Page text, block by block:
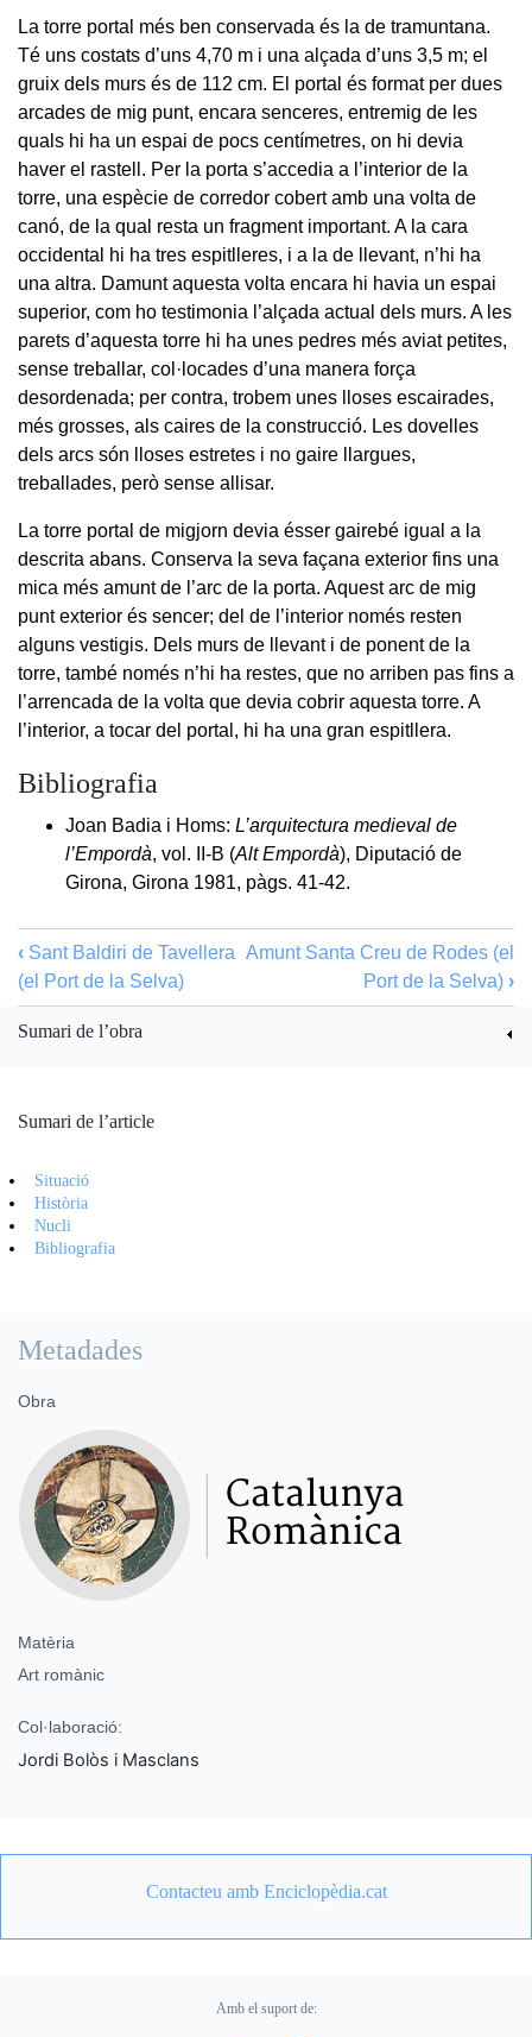
La torre portal més ben conservada és la de tramuntana.
Té uns costats d’uns 4,70 m i una alçada d’uns 3,5 m; el
gruix dels murs és de 112 cm. El portal és format per dues
arcades de mig punt, encara senceres, entremig de les
quals hi ha un espai de pocs centímetres, on hi devia
haver el rastell. Per la porta s’accedia a l’interior de la
torre, una espècie de corredor cobert amb una volta de
canó, de la qual resta un fragment important. A la cara
occidental hi ha tres espitlleres, i a la de llevant, n’hi ha
una altra. Damunt aquesta volta encara hi havia un espai
superior, com ho testimonia l’alçada actual dels murs. A les
parets d’aquesta torre hi ha unes pedres més aviat petites,
sense treballar, col·locades d’una manera força
desordenada; per contra, trobem unes lloses escairades,
més grosses, als caires de la construcció. Les dovelles
dels arcs són lloses estretes i no gaire llargues,
treballades, però sense allisar.
La torre portal de migjorn devia ésser gairebé igual a la
descrita abans. Conserva la seva façana exterior fins una
mica més amunt de l’arc de la porta. Aquest arc de mig
punt exterior és sencer; del de l’interior només resten
alguns vestigis. Dels murs de llevant i de ponent de la
torre, també només n’hi ha restes, que no arriben pas fins a
l’arrencada de la volta que devia cobrir aquesta torre. A
l’interior, a tocar del portal, hi ha una gran espitllera.
Bibliografia
Joan Badia i Homs: L’arquitectura medieval de
l’Empordà, vol. II-B (Alt Empordà), Diputació de
Girona, Girona 1981, pàgs. 41-42.
‹ Sant Baldiri de Tavellera
(el Port de la Selva)
Amunt Santa Creu de Rodes (el
Port de la Selva) ›
Sumari de l’obra
Sumari de l’article
Situació
Història
Nucli
Bibliografia
Metadades
Obra
Matèria
Art romànic
Col·laboració:
Jordi Bolòs i Masclans
Contacteu amb Enciclopèdia.cat
Amb el suport de: